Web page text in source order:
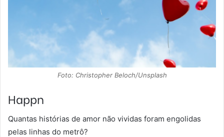
Foto: Christopher Beloch/Unsplash
Happn
Quantas histórias de amor não vividas foram engolidas
pelas linhas do metrô?